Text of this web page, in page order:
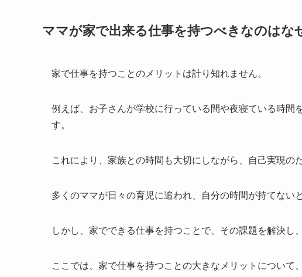
ママが家で出来る仕事を持つべきなのはな
家で仕事を持つことのメリットは計り知れません。
例えば、お子さんが学校に行っている間や夜寝ている時
す。
これにより、家族との時間も大切にしながら、自己実現の
多くのママが日々の育児に追われ、自分の時間が持てない
しかし、家でできる仕事を持つことで、その課題を解決し
ここでは、家で仕事を持つことの大きなメリットについて